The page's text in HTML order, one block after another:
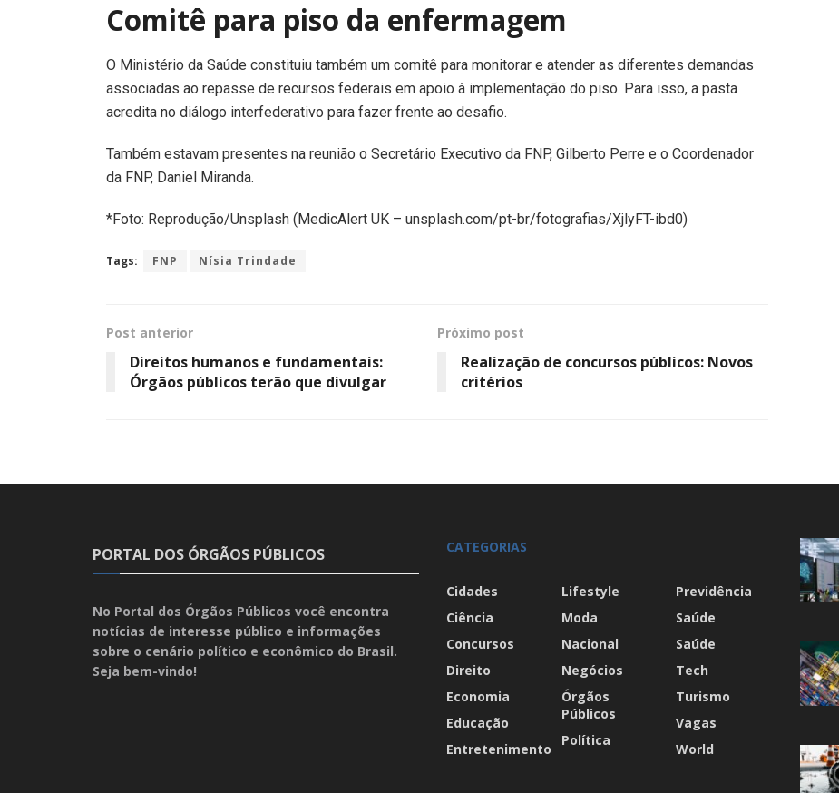
Comitê para piso da enfermagem
O Ministério da Saúde constituiu também um comitê para monitorar e atender as diferentes demandas
associadas ao repasse de recursos federais em apoio à implementação do piso. Para isso, a pasta
acredita no diálogo interfederativo para fazer frente ao desafio.
Também estavam presentes na reunião o Secretário Executivo da FNP, Gilberto Perre e o Coordenador
da FNP, Daniel Miranda.
*Foto: Reprodução/Unsplash (MedicAlert UK – unsplash.com/pt-br/fotografias/XjlyFT-ibd0)
Tags: FNP Nísia Trindade
Post anterior
Direitos humanos e fundamentais:
Órgãos públicos terão que divulgar
Próximo post
Realização de concursos públicos: Novos
critérios
PORTAL DOS ÓRGÃOS PÚBLICOS
No Portal dos Órgãos Públicos você encontra
notícias de interesse público e informações
sobre o cenário político e econômico do Brasil.
Seja bem-vindo!
CATEGORIAS
Cidades
Ciência
Concursos
Direito
Economia
Educação
Entretenimento
Lifestyle
Moda
Nacional
Negócios
Órgãos
Públicos
Política
Previdência
Saúde
Saúde
Tech
Turismo
Vagas
World